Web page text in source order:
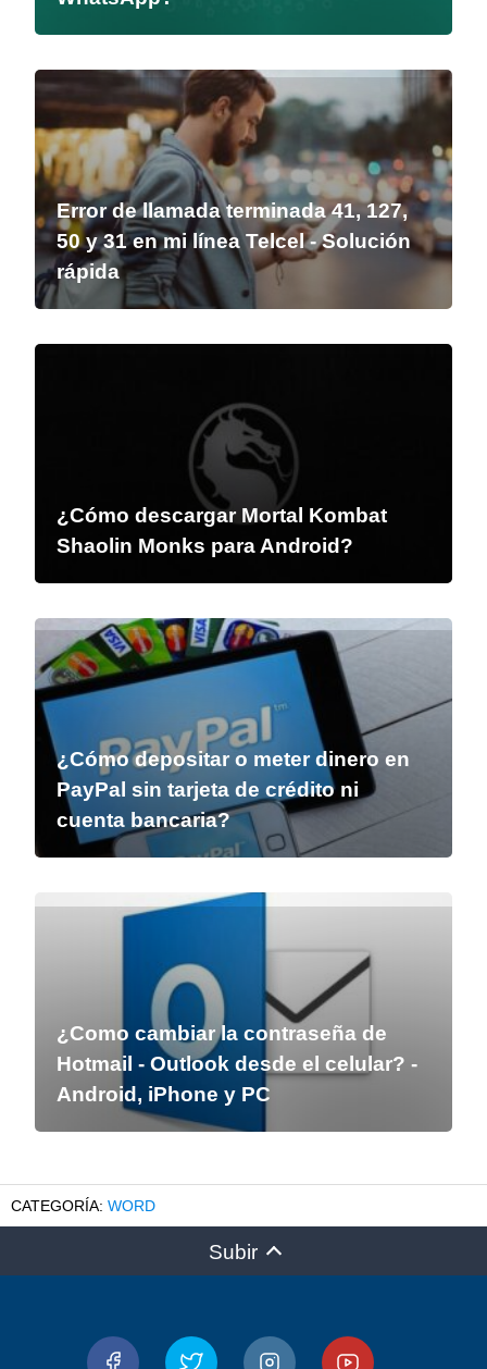
Error de llamada terminada 41, 127,
50 y 31 en mi línea Telcel - Solución
rápida
¿Cómo descargar Mortal Kombat
Shaolin Monks para Android?
¿Cómo depositar o meter dinero en
PayPal sin tarjeta de crédito ni
cuenta bancaria?
¿Como cambiar la contraseña de
Hotmail - Outlook desde el celular? -
Android, iPhone y PC
WORD
Subir